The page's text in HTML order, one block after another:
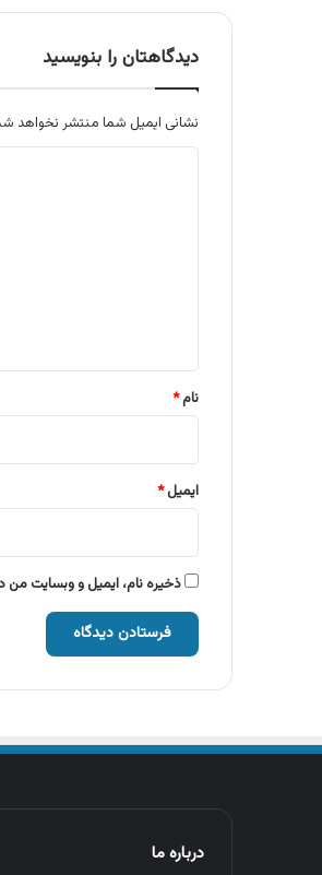
دیدگاهتان را بنویسید
نشانی ایمیل شما منتشر نخواهد
نام*
ایمیل*
ذخیره نام، ایمیل و وبسایت من
درباره ما